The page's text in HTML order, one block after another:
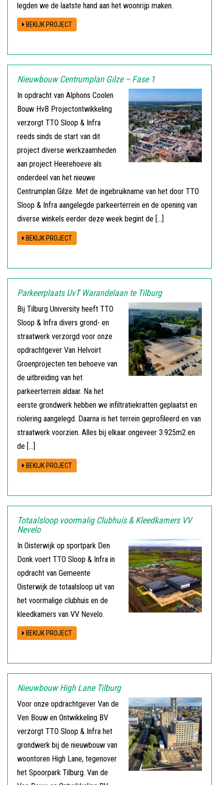
legden we de laatste hand aan het woonrijp maken.
BEKIJK PROJECT
Nieuwbouw Centrumplan Gilze – Fase 1
In opdracht van Alphons Coolen
Bouw HvB Projectontwikkeling
verzorgt TTO Sloop & Infra
reeds sinds de start van dit
project diverse werkzaamheden
aan project Heerehoeve als
onderdeel van het nieuwe
Centrumplan Gilze. Met de ingebruikname van het door TTO
Sloop & Infra aangelegde parkeerterrein en de opening van
diverse winkels eerder deze week begint de […]
BEKIJK PROJECT
Parkeerplaats UvT Warandelaan te Tilburg
Bij Tilburg University heeft TTO
Sloop & Infra divers grond- en
straatwerk verzorgd voor onze
opdrachtgever Van Helvoirt
Groenprojecten ten behoeve van
de uitbreiding van het
parkeerterrein aldaar. Na het
eerste grondwerk hebben we infiltratiekratten geplaatst en
riolering aangelegd. Daarna is het terrein geprofileerd en van
straatwerk voorzien. Alles bij elkaar ongeveer 3.925m2 en
de […]
BEKIJK PROJECT
Totaalsloop voormalig Clubhuis & Kleedkamers VV
Nevelo
In Oisterwijk op sportpark Den
Donk voert TTO Sloop & Infra in
opdracht van Gemeente
Oisterwijk de totaalsloop uit van
het voormalige clubhuis en de
kleedkamers van VV Nevelo.
BEKIJK PROJECT
Nieuwbouw High Lane Tilburg
Voor onze opdrachtgever Van de
Ven Bouw en Ontwikkeling BV
verzorgt TTO Sloop & Infra het
grondwerk bij de nieuwbouw van
woontoren High Lane, tegenover
het Spoorpark Tilburg. Van de